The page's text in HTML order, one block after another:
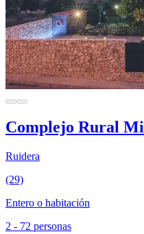
Complejo Rural
Ruidera
(29)
Entero o habitación
2 - 72 personas